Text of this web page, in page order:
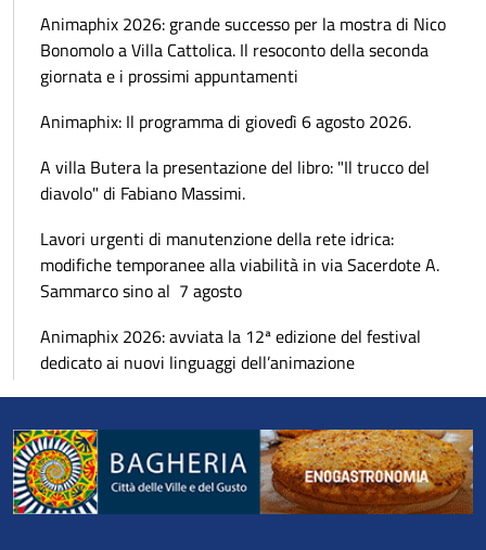
Animaphix 2026: grande successo per la mostra di Nico
Bonomolo a Villa Cattolica. Il resoconto della seconda
giornata e i prossimi appuntamenti
Animaphix: Il programma di giovedì 6 agosto 2026.
A villa Butera la presentazione del libro: "Il trucco del
diavolo" di Fabiano Massimi.
Lavori urgenti di manutenzione della rete idrica:
modifiche temporanee alla viabilità in via Sacerdote A.
Sammarco sino al 7 agosto
Animaphix 2026: avviata la 12ª edizione del festival
dedicato ai nuovi linguaggi dell’animazione